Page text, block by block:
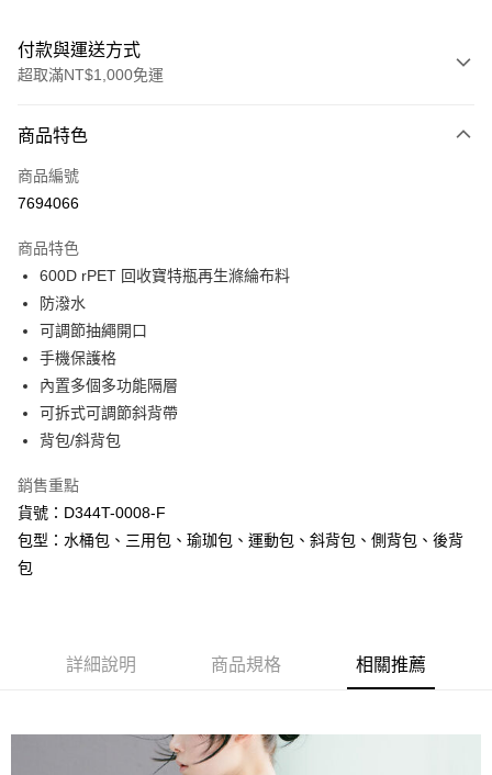
付款與運送方式
超取滿NT$1,000免運
信用卡一次付款
超商取貨付款
Apple Pay
街口支付
悠遊付
Google Pay
AFTEE先享後付
【關於「AFTEE先享後付」】
AFTEE先享後付是「在收到商品之後才付款」的支付方式。 讓您購物簡單
便利好安心！
１．簡單：不需註冊會員、不需綁卡、不需儲值。
２．便利：只要手機號碼，簡訊認證，即可結帳。
結帳頁面，進行簡訊認證並確認金額後，即可完成結帳。
※ 請注意：結帳手續完成當下不需立刻繳費，但若您需要取消訂單，請聯絡
購買商品的店家。未經商家同意取消之訂單仍視為有效，需透過AFTEE先享
付款後全家取貨
萊爾富取貨付款
每筆NT$60，滿NT$1,000(含以上)免運費
商品特色
商品編號
7694066
商品特色
600D rPET 回收寶特瓶再生滌綸布料
防潑水
可調節抽繩開口
手機保護格
內置多個多功能隔層
可拆式可調節斜背帶
背包/斜背包
銷售重點
貨號：D344T-0008-F
包型：水桶包、三用包、瑜珈包、運動包、斜背包、側背包、後背
包
詳細說明 商品規格 相關推薦